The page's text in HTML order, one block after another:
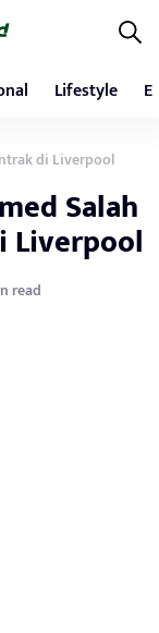
Lifestyle
di Liverpool
Salah
Liverpool
read